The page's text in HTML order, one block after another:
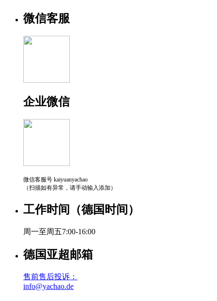
微信客服
企业微信
微信客服号 kaiyuanyachao
（扫描如有异常，请手动输入添加）
工作时间（德国时间）
周一至周五7:00-16:00
德国亚超邮箱
售前售后投诉：
info@yachao.de